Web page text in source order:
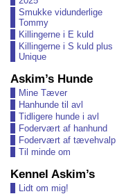
Smukke vidunderlige
Tommy
Killingerne i E kuld
Killingerne i S kuld plus
Unique
Askim’s Hunde
Mine Tæver
Hanhunde til avl
Tidligere hunde i avl
Fodervært af hanhund
Fodervært af tævehvalp
Til minde om
Kennel Askim’s
Lidt om mig!